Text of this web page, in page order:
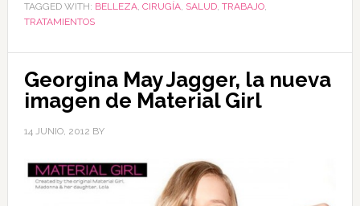
TAGGED WITH: BELLEZA, CIRUGÍA, SALUD, TRABAJO,
TRATAMIENTOS
Georgina May Jagger, la nueva
imagen de Material Girl
14 JUNIO, 2012 BY